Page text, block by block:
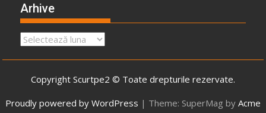
Arhive
Arhive
Copyright Scurtpe2 © Toate drepturile rezervate.
Proudly powered by WordPress | Theme: SuperMag by Acme